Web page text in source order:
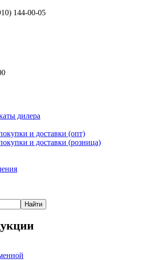
144-00-05
дилера
и доставки (опт)
и доставки (розница)